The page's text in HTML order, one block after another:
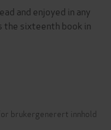
and enjoyed in any
the sixteenth book in
brukergenerert innhold